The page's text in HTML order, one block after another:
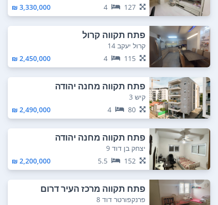
127
4
3,330,000 ₪
פתח תקווה קרול
קרול יעקב 14
115
4
2,450,000 ₪
פתח תקווה מחנה יהודה
קיש 3
80
4
2,490,000 ₪
פתח תקווה מחנה יהודה
יצחק בן דוד 9
152
5.5
2,200,000 ₪
פתח תקווה מרכז העיר דרום
פרנקפורטר דוד 8